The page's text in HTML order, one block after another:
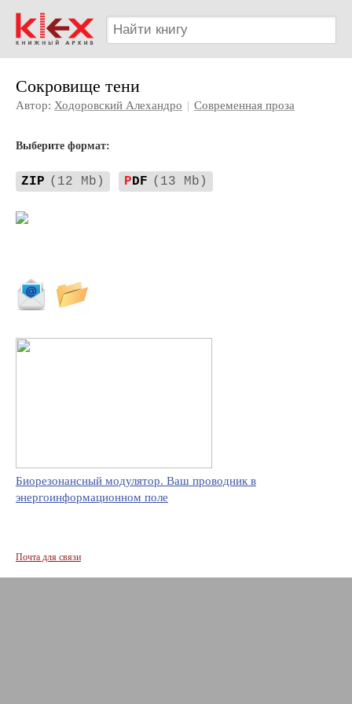
Сокровище тени
Автор: Ходоровский Алехандро | Современная проза
Выберите формат:
ZIP (12 Mb) PDF (13 Mb)
Биорезонансный модулятор. Ваш проводник в
энергоинформационном поле
Почта для связи